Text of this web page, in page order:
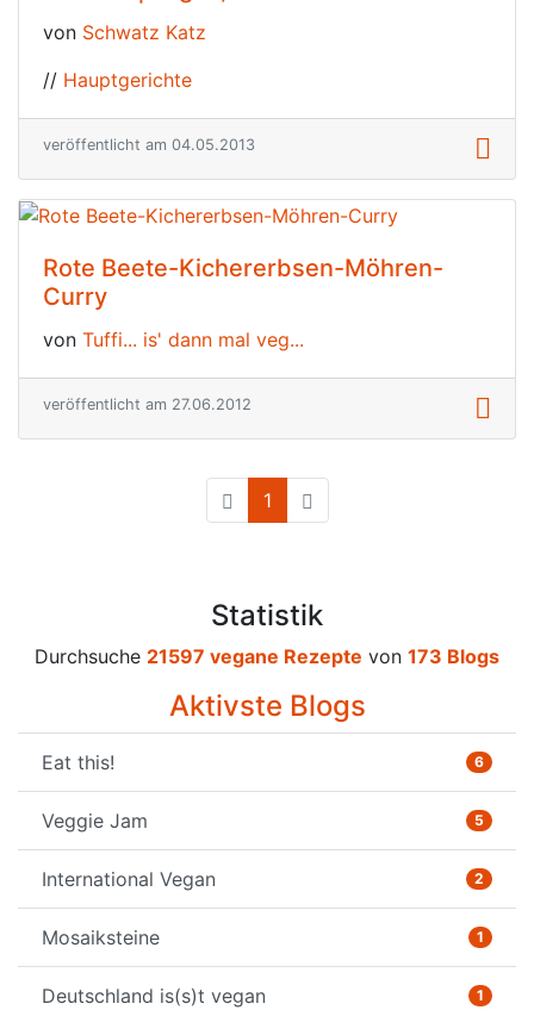
von Schwatz Katz
// Hauptgerichte
veröffentlicht am 04.05.2013
Rote Beete-Kichererbsen-Möhren-
Curry
von Tuffi... is' dann mal veg...
veröffentlicht am 27.06.2012
1 (current)
Statistik
Durchsuche 21597 vegane Rezepte von 173 Blogs
Aktivste Blogs
Eat this! 6
Veggie Jam 5
International Vegan 2
Mosaiksteine 1
Deutschland is(s)t vegan 1